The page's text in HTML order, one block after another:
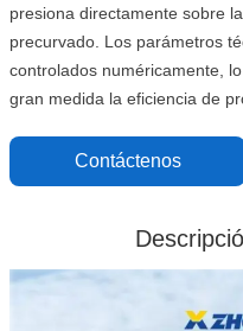
presiona directamente sobre
precurvado. Los parámetros
controlados numéricamente,
gran medida la eficiencia de
Contáctenos